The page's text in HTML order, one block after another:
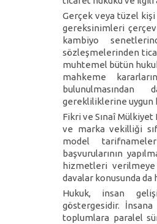
Gerçek veya tüzel
gereksinimleri
kambiyo
sözleşmelerinden
muhtemel bütün
mahkeme
gerekliliklerine
Fikri ve Sınaî Mülkiyet
ve marka vekilliği
model
başvurularının
hizmetleri verilmeye
davalar konusunda da
Hukuk, insan
göstergesidir.
toplumlara paralel